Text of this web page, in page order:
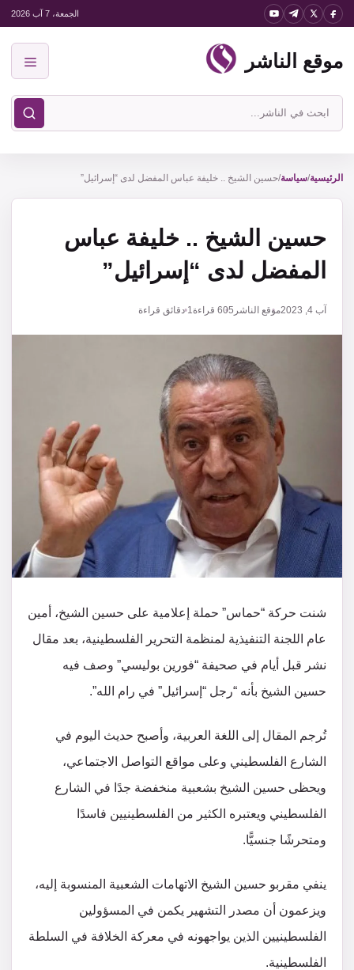
انتقل
المحتوى
الجمعة، 7 آب 2026
موقع الناشر
ابحث
في
الناشر
الرئيسية/سياسة/حسين الشيخ .. خليفة عباس المفضل لدى “إسرائيل”
حسين الشيخ .. خليفة عباس
المفضل لدى “إسرائيل”
آب 4, 2023 موقع الناشر 605 قراءة1 دقائق قراءة
شنت حركة “حماس” حملة إعلامية على حسين الشيخ، أمين
عام اللجنة التنفيذية لمنظمة التحرير الفلسطينية، بعد مقال
نشر قبل أيام في صحيفة “فورين بوليسي” وصف فيه
حسين الشيخ بأنه “رجل “إسرائيل” في رام الله”.
تُرجم المقال إلى اللغة العربية، وأصبح حديث اليوم في
الشارع الفلسطيني وعلى مواقع التواصل الاجتماعي،
ويحظى حسين الشيخ بشعبية منخفضة جدًا في الشارع
الفلسطيني ويعتبره الكثير من الفلسطينيين فاسدًا
ومتحرشًا جنسيًّا.
ينفي مقربو حسين الشيخ الاتهامات الشعبية المنسوبة إليه،
ويزعمون أن مصدر التشهير يكمن في المسؤولين
الفلسطينيين الذين يواجهونه في معركة الخلافة في السلطة
الفلسطينية.